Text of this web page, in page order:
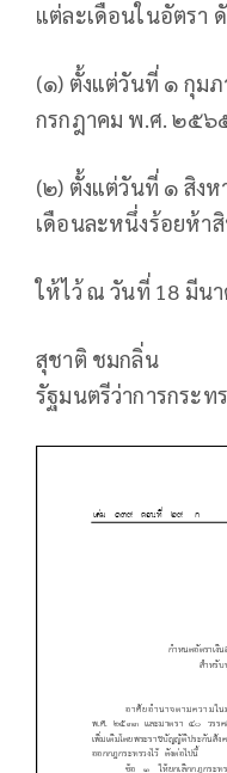
แต่ละเดือนในอัตรา
(๑) ตั้งแต่วันที่ ๑ กุม
กรกฎาคม พ.ศ. ๒๕๖
(๒) ตั้งแต่วันที่ ๑ สิง
เดือนละหนึ่งร้อยห้า
ให้ไว้ ณ วันที่ 18 มีน
สุชาติ ชมกลิ่น
รัฐมนตรีว่าการกระท